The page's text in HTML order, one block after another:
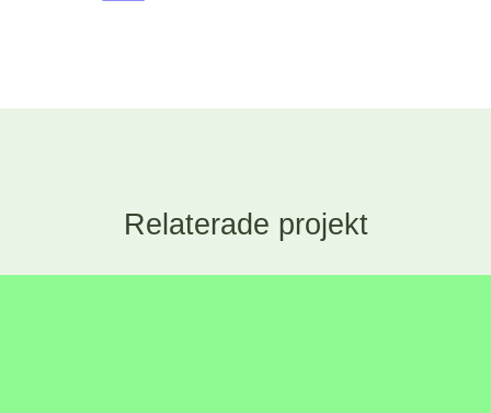
Relaterade projekt